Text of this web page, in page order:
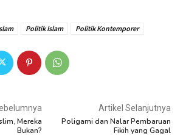
Politik Islam Politik Kontemporer
Mereka
Bukan?
Artikel Selanjutnya
Poligami dan Nalar Pembaruan
Fikih yang Gagal